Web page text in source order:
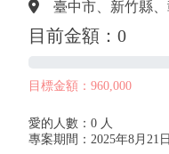
臺中市、 新竹縣、
目前金額：0
目標金額：960,000
愛的人數：0 人
專案期間：2025年8月21